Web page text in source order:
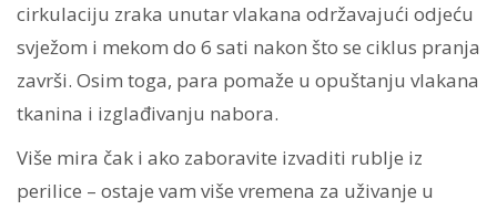
cirkulaciju zraka unutar vlakana održavajući odjeću
svježom i mekom do 6 sati nakon što se ciklus pranja
završi. Osim toga, para pomaže u opuštanju vlakana
tkanina i izglađivanju nabora.
Više mira čak i ako zaboravite izvaditi rublje iz
perilice – ostaje vam više vremena za uživanje u